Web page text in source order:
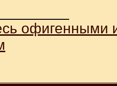
офигенными